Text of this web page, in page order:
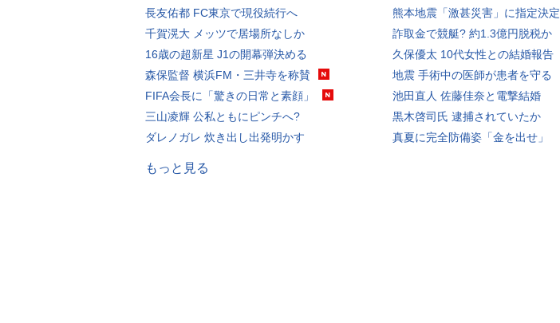
長友佑都 FC東京で現役続行へ
千賀滉大 メッツで居場所なしか
16歳の超新星 J1の開幕弾決める
森保監督 横浜FM・三井寺を称賛
FIFA会長に「驚きの日常と素顔」
三山凌輝 公私ともにピンチへ?
ダレノガレ 炊き出し出発明かす
熊本地震「激甚災害」に指定決定
詐取金で競艇? 約1.3億円脱税か
久保優太 10代女性との結婚報告
地震 手術中の医師が患者を守る
池田直人 佐藤佳奈と電撃結婚
黒木啓司氏 逮捕されていたか
真夏に完全防備姿「金を出せ」
もっと見る